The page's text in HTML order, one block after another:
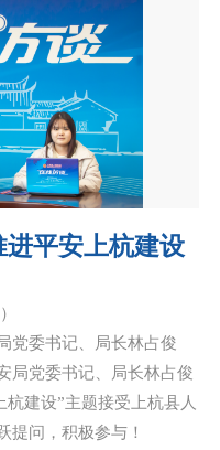
平安上杭建设
委书记、局长林占俊
局党委书记、局长林占俊
建设”主题接受上杭县人
提问，积极参与！